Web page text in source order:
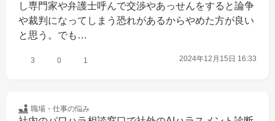
し専門家や弁護士呼んで交渉やあっせんをすると論争
や裁判になってしまう恐れがあるからやめた方が良い
と思う。でも…
3 0 1 2024年12月15日 16:33
職場・仕事の悩み